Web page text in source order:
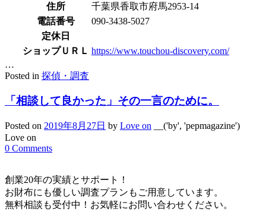
住所
千葉県香取市府馬2953-14
電話番号
090-3438-5027
定休日
ショップＵＲＬ https://www.touchou-discovery.com/
…
Posted in 探偵・調査
「相談して良かった」その一言のために。
Posted on 2019年8月27日 by Love on __('by', 'pepmagazine')
Love on
0 Comments
創業20年の実績とサポート！
お財布にも優しい調査プランもご用意しています。
無料相談も受付中！お気軽にお問い合わせください。